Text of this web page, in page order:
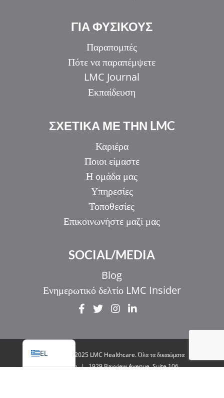
ΓΙΑ ΦΥΣΙΚΟΥΣ
Παραπομπές
Πότε να παραπέμψετε
LMC Journal
Εκπαίδευση
ΣΧΕΤΙΚΑ ΜΕ ΤΗΝ LMC
Καριέρα
Ποιοι είμαστε
Η ομάδα μας
Υπηρεσίες
Τοποθεσίες
Επικοινωνήστε μαζί μας
SOCIAL/MEDIA
Blog
Ενημερωτικό δελτίο LMC Insider
© Copyright 2025 LMC Healthcare. Όλα τα δικαιώματα
διατηρούνται | 1929 Bayview Avenue. Suite 106
EL
UR